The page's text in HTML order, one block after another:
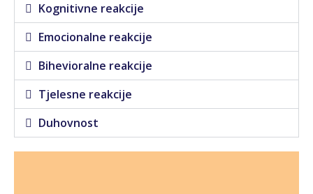
Kognitivne reakcije
Emocionalne reakcije
Bihevioralne reakcije
Tjelesne reakcije
Duhovnost